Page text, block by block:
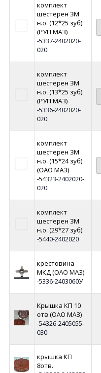
комплект
шестерен ЗМ
н.о. (12*25 зуб)
(РУП МАЗ)
-5337-2402020-
020
комплект
шестерен ЗМ
н.о. (13*25 зуб)
(РУП МАЗ)
-5336-2402020-
020
комплект
шестерен ЗМ
н.о. (15*24 зуб)
(ОАО МАЗ)
-54323-2402020-
020
комплект
шестерен ЗМ
н.о. (29*27 зуб)
-5440-2402020
крестовина
МКД (ОАО МАЗ)
-5336-2403060У
Крышка КП 10
отв.(ОАО МАЗ)
-54326-2405055-
030
крышка КП
8отв.